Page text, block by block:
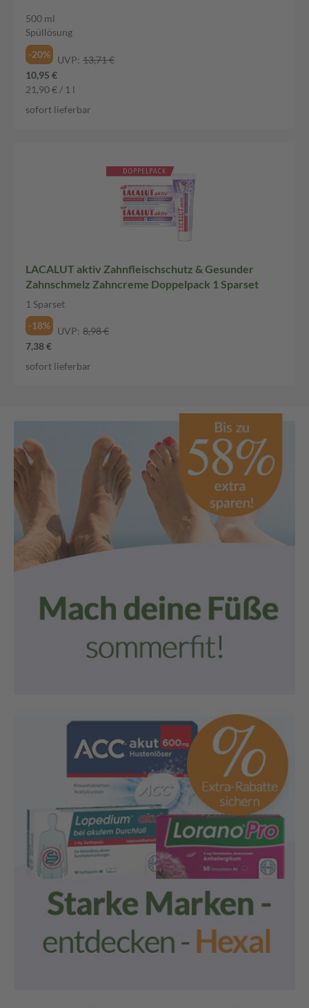
500 ml
Spüllösung
-20%
UVP: 13,71 €
10,95 €
21,90 € / 1 l
sofort lieferbar
LACALUT aktiv Zahnfleischschutz & Gesunder
Zahnschmelz Zahncreme Doppelpack 1 Sparset
1 Sparset
-18%
UVP: 8,98 €
7,38 €
sofort lieferbar